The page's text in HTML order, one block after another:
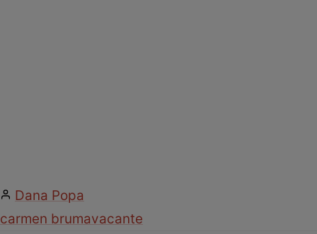
Dana Popa
carmen brumavacante